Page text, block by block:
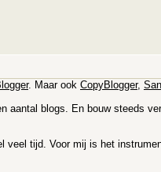
. Maar ook CopyBlogger,
aantal blogs. En bouw steeds
tijd. Voor mij is het